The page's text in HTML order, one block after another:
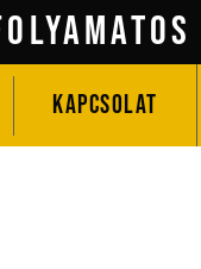
KAPCSOLAT